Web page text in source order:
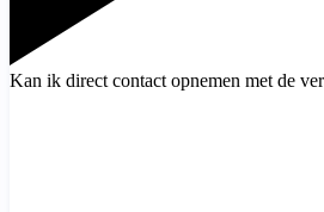
Kan ik direct contact opnemen met de